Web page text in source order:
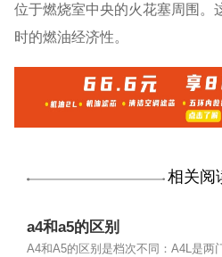
位于燃烧室中央的火花塞周围。
时的燃油经济性。
相关阅
a4和a5的区别
A4和A5的区别是档次不同：A4L是两